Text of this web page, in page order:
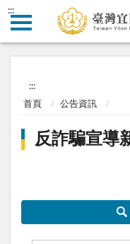
:::
:::
首頁 公告資訊
反詐騙宣導